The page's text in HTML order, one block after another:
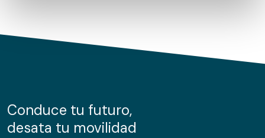
de cookies.
información sobre el uso que haga del sitio web con
nuestros partners de redes sociales, publicidad y análisis
Conduce tu futuro,
desata tu movilidad